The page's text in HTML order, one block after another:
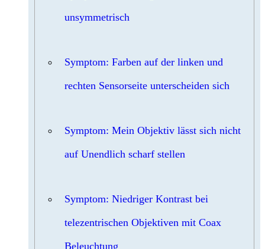
unsymmetrisch
Symptom: Farben auf der linken und
rechten Sensorseite unterscheiden sich
Symptom: Mein Objektiv lässt sich nicht
auf Unendlich scharf stellen
Symptom: Niedriger Kontrast bei
telezentrischen Objektiven mit Coax
Beleuchtung